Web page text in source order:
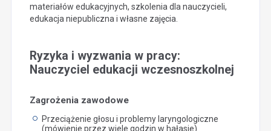
materiałów edukacyjnych, szkolenia dla nauczycieli,
edukacja niepubliczna i własne zajęcia.
Ryzyka i wyzwania w pracy:
Nauczyciel edukacji wczesnoszkolnej
Zagrożenia zawodowe
Przeciążenie głosu i problemy laryngologiczne
(mówienie przez wiele godzin w hałasie)